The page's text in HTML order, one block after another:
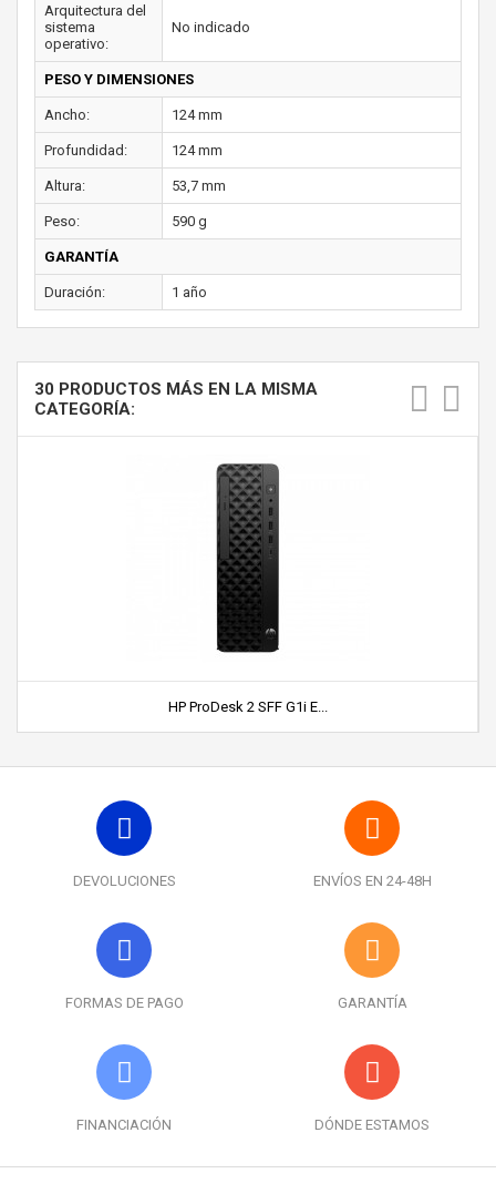
Arquitectura del
sistema
operativo:
No indicado
PESO Y DIMENSIONES
Ancho: 124 mm
Profundidad: 124 mm
Altura: 53,7 mm
Peso: 590 g
GARANTÍA
Duración: 1 año
30 PRODUCTOS MÁS EN LA MISMA
CATEGORÍA:
HP ProDesk 2 SFF G1i E...
DEVOLUCIONES ENVÍOS EN 24-48H
FORMAS DE PAGO GARANTÍA
FINANCIACIÓN DÓNDE ESTAMOS